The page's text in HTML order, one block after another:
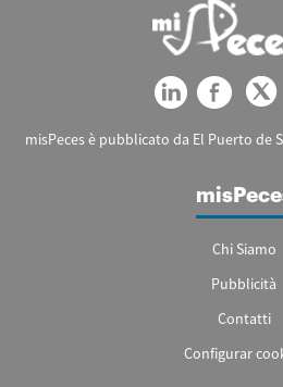
misPeces è pubblicato da El Puerto de
Chi Siamo
Pubblicità
Contatti
Configurar